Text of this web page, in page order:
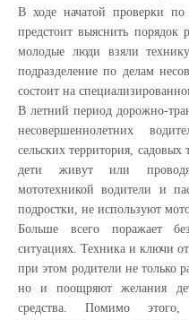
В ходе начатой проверки
предстоит выяснить порядок
молодые люди взяли
подразделение по делам
состоит на
В летний период дорожно-
несовершеннолетних
сельских территория, садовых
дети живут или
мототехникой водители и
подростки, не используют
Больше всего поражает
ситуациях. Техника и ключи
при этом родители не только
но и поощряют желания
средства. Помимо этого,